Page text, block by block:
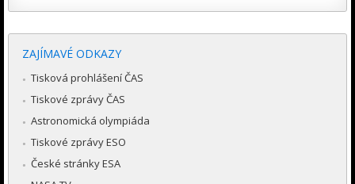
ZAJÍMAVÉ ODKAZY
Tisková prohlášení ČAS
Tiskové zprávy ČAS
Astronomická olympiáda
Tiskové zprávy ESO
České stránky ESA